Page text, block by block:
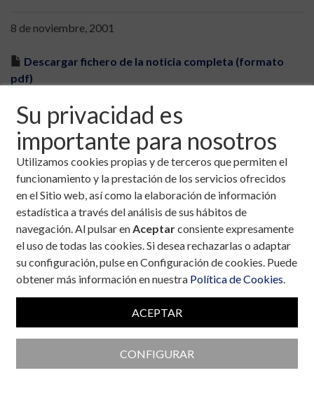
Su privacidad es
importante para nosotros
Utilizamos cookies propias y de terceros que permiten el
funcionamiento y la prestación de los servicios ofrecidos
en el Sitio web, así como la elaboración de información
estadística a través del análisis de sus hábitos de
navegación. Al pulsar enAceptarconsiente expresamente
el uso de todas las cookies. Si desea rechazarlas o adaptar
su configuración, pulse en Configuración de cookies. Puede
obtener más información en nuestra Política de Cookies.
ACEPTAR
CONFIGURAR
8 de noviembre, 2001
Descargar fichero de la noticia completa (formato
pdf)
Colaboran con la Fundación